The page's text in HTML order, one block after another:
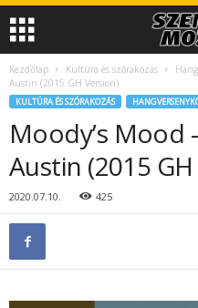
Kezdőlap Kultúra és szórakozás
Austin (2015 GH Version)
KULTÚRA ÉS SZÓRAKOZÁS
Moody’s Mood
Austin (2015
2020.07.10. 425